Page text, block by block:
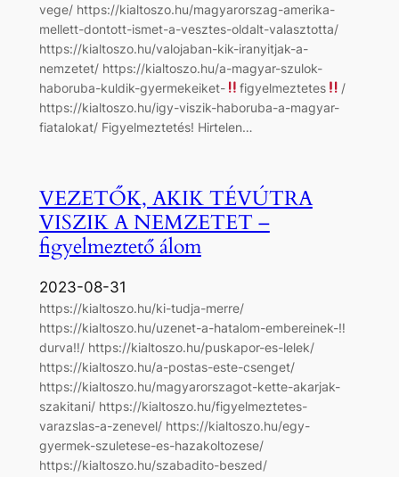
vege/ https://kialtoszo.hu/magyarorszag-amerika-
mellett-dontott-ismet-a-vesztes-oldalt-valasztotta/
https://kialtoszo.hu/valojaban-kik-iranyitjak-a-
nemzetet/ https://kialtoszo.hu/a-magyar-szulok-
haboruba-kuldik-gyermekeiket-
figyelmeztetes
/
https://kialtoszo.hu/igy-viszik-haboruba-a-magyar-
fiatalokat/ Figyelmeztetés! Hirtelen…
VEZETŐK, AKIK TÉVÚTRA
VISZIK A NEMZETET –
figyelmeztető álom
2023-08-31
https://kialtoszo.hu/ki-tudja-merre/
https://kialtoszo.hu/uzenet-a-hatalom-embereinek-‼
durva‼/ https://kialtoszo.hu/puskapor-es-lelek/
https://kialtoszo.hu/a-postas-este-csenget/
https://kialtoszo.hu/magyarorszagot-kette-akarjak-
szakitani/ https://kialtoszo.hu/figyelmeztetes-
varazslas-a-zenevel/ https://kialtoszo.hu/egy-
gyermek-szuletese-es-hazakoltozese/
https://kialtoszo.hu/szabadito-beszed/